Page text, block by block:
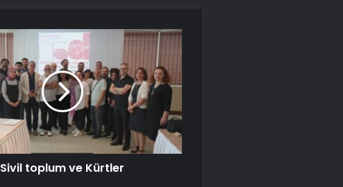
Sivil toplum ve Kürtler